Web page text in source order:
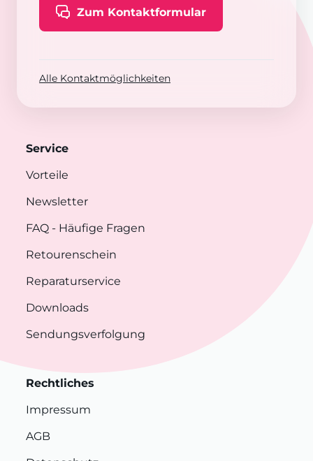
Zum Kontaktformular
Alle Kontaktmöglichkeiten
Service
Vorteile
Newsletter
FAQ - Häufige Fragen
Retourenschein
Reparaturservice
Downloads
Sendungsverfolgung
Rechtliches
Impressum
AGB